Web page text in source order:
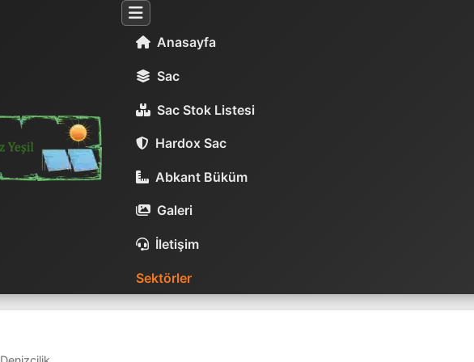
Anasayfa
Sac
Sac Stok Listesi
Hardox Sac
Abkant Büküm
Galeri
İletişim
Sektörler